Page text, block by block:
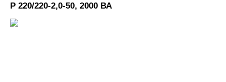
Р 220/220-2,0-50, 2000 ВА